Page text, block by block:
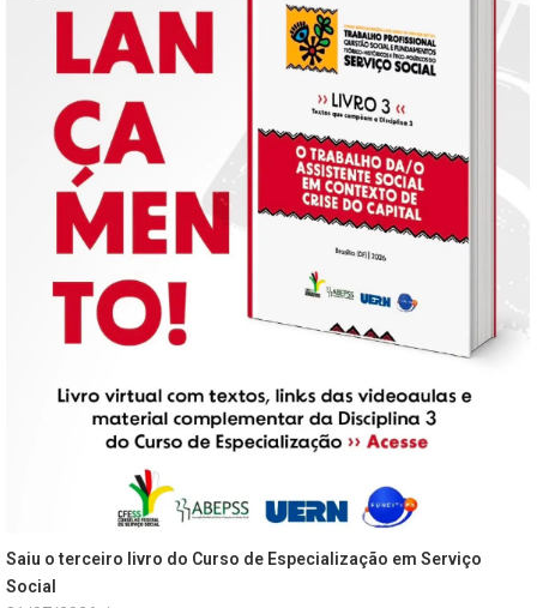
Saiu o terceiro livro do Curso de Especialização em Serviço
Social